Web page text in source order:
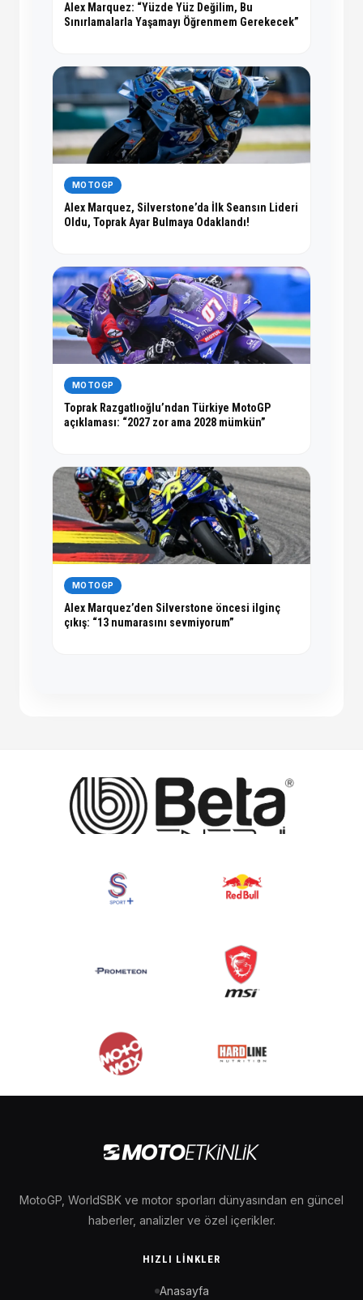
Alex Marquez: “Yüzde Yüz Değilim, Bu
Sınırlamalarla Yaşamayı Öğrenmem Gerekecek”
MOTOGP
Alex Marquez, Silverstone’da İlk Seansın Lideri
Oldu, Toprak Ayar Bulmaya Odaklandı!
MOTOGP
Toprak Razgatlıoğlu’ndan Türkiye MotoGP
açıklaması: “2027 zor ama 2028 mümkün”
MOTOGP
Alex Marquez’den Silverstone öncesi ilginç
çıkış: “13 numarasını sevmiyorum”
MotoGP, WorldSBK ve motor sporları dünyasından en güncel
haberler, analizler ve özel içerikler.
HIZLI LINKLER
Anasayfa